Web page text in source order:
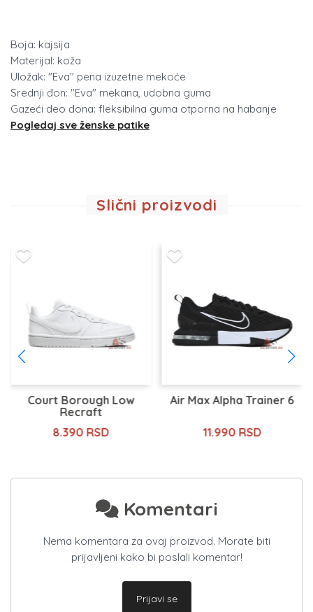
Boja: kajsija
Materijal: koža
Uložak: "Eva" pena izuzetne mekoće
Srednji đon: "Eva" mekana, udobna guma
Gazeći deo đona: fleksibilna guma otporna na habanje
Pogledaj sve ženske patike
Slični proizvodi
Court Borough Low
Recraft
8.390 RSD
Air Max Alpha Trainer 6
11.990 RSD
Komentari
Nema komentara za ovaj proizvod. Morate biti
prijavljeni kako bi poslali komentar!
Prijavi se